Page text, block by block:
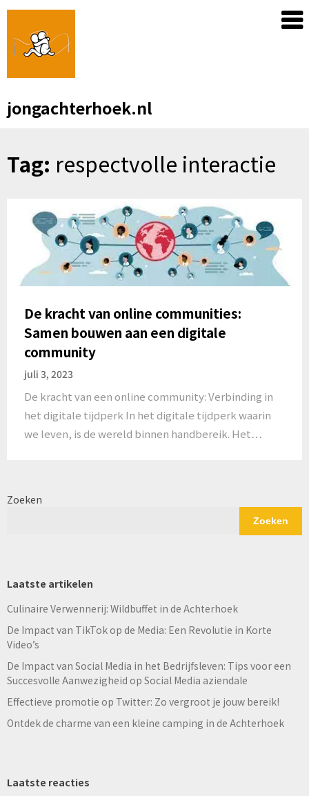
Skip
content
jongachterhoek.nl
Tag: respectvolle interactie
De kracht van online communities:
Samen bouwen aan een digitale
community
juli 3, 2023
De kracht van een online community: Verbinding in
het digitale tijdperk In het digitale tijdperk waarin
we leven, is de wereld binnen handbereik. Het…
Zoeken
Zoeken
Laatste artikelen
Culinaire Verwennerij: Wildbuffet in de Achterhoek
De Impact van TikTok op de Media: Een Revolutie in Korte
Video’s
De Impact van Social Media in het Bedrijfsleven: Tips voor een
Succesvolle Aanwezigheid op Social Media aziendale
Effectieve promotie op Twitter: Zo vergroot je jouw bereik!
Ontdek de charme van een kleine camping in de Achterhoek
Laatste reacties